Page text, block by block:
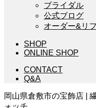
ブライダル
公式ブログ
オーダー&リ
SHOP
ONLINE SHOP
CONTACT
Q&A
岡山県倉敷市の宝飾店 |
ォッチ